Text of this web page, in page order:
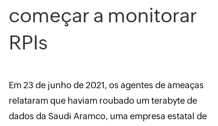
começar a monitorar
RPIs
Em 23 de junho de 2021, os agentes de ameaças
relataram que haviam roubado um terabyte de
dados da Saudi Aramco, uma empresa estatal de